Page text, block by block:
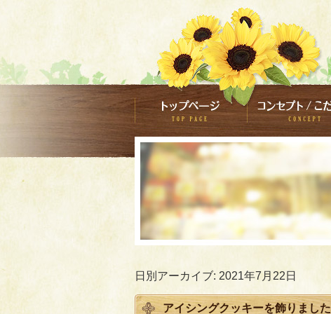
日別アーカイブ: 2021年7月22日
アイシングクッキーを飾りました